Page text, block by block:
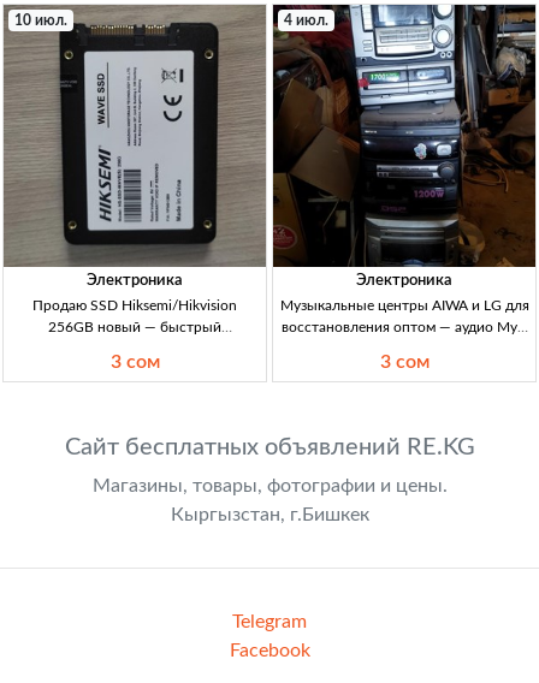
(2023), 6.5” HD+ PLS TFT, 2/32GB,
microSD слот, 4G LTE/3G, Wi‑Fi, BT,
GPS, каме
«Сатурн»; б/у, долго не эксплуат.;
возможно раб., требуется обслуж./
наст
10 июл.
Электроника
Продаю SSD Hiksemi/Hikvision
256GB новый — быстрый
новый, Hiksemi/Hikvision; SATA SSD
3 сом
4 июл.
Электроника
Музыкальные центры AIWA и LG для
восстановления оптом — аудио Муз.
опт 3 шт. Аудио/ремонт, б/у, для
3 сом
Сайт бесплатных объявлений RE.KG
Магазины, товары, фотографии и цены.
Кыргызстан, г.Бишкек
Telegram
Facebook